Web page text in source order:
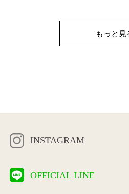
もっと見
INSTAGRAM
OFFICIAL LINE